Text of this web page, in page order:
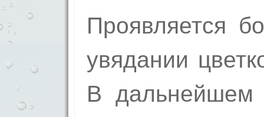
Проявляется
увядании
В дальнейшем